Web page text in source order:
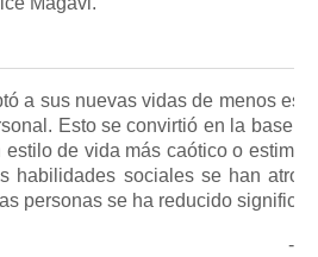
a sus nuevas vidas de menos
Esto se convirtió en la base
estilo de vida más caótico o
habilidades sociales se han
personas se ha reducido
-